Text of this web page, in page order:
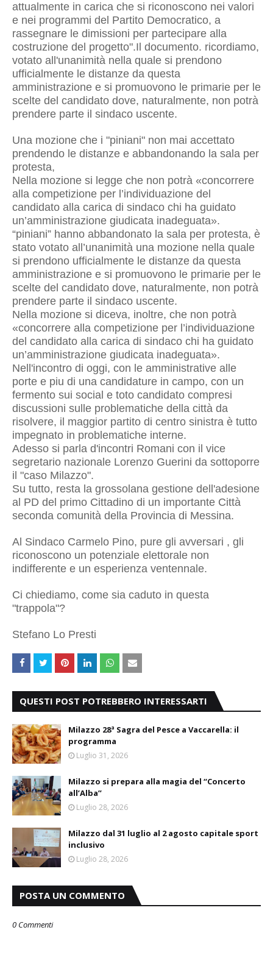
attualmente in carica che si riconoscono nei valori
e nei programmi del Partito Democratico, a
rassegnare le dimissioni per partecipare alla
costruzione del progetto".Il documento. ricordiamo,
votato all'unanimità nella quale si prendono
ufficialmente le distanze da questa
amministrazione e si promuovono le primarie per le
scelte del candidato dove, naturalmente, non potrà
prendere parte il sindaco uscente.
Una mozione che i "piniani" non mai accettato
prendendo le distanze e abbandonando la sala per
protesta,
Nella mozione si legge che non potrà «concorrere
alla competizione per l’individuazione del
candidato alla carica di sindaco chi ha guidato
un’amministrazione giudicata inadeguata».
“piniani” hanno abbandonato la sala per protesta, è
stato votato all’unanimità una mozione nella quale
si prendono ufficialmente le distanze da questa
amministrazione e si promuovono le primarie per le
scelte del candidato dove, naturalmente, non potrà
prendere parte il sindaco uscente.
Nella mozione si diceva, inoltre, che non potrà
«concorrere alla competizione per l’individuazione
del candidato alla carica di sindaco chi ha guidato
un’amministrazione giudicata inadeguata».
Nell'incontro di oggi, con le amministrative alle
porte e piu di una candidature in campo, con un
fermento sui social e toto candidato compresi
discussioni sulle problematiche della città da
risolvere, il maggior partito di centro sinistra è tutto
impegnato in problematiche interne.
Adesso si parla d'incontri Romani con il vice
segretario nazionale Lorenzo Guerini da sottoporre
il "caso Milazzo".
Su tutto, resta la grossolana gestione dell'adesione
al PD del primo Cittadino di un importante Città
seconda comunità della Provincia di Messina.
Al Sindaco Carmelo Pino, pure gli avversari , gli
riconoscono un potenziale elettorale non
indifferente e un esperienza ventennale.
Ci chiediamo, come sia caduto in questa
"trappola"?
Stefano Lo Presti
QUESTI POST POTREBBERO INTERESSARTI
Milazzo 28ª Sagra del Pesce a Vaccarella: il
programma
Luglio 31, 2026
Milazzo si prepara alla magia del “Concerto
all’Alba”
Luglio 28, 2026
Milazzo dal 31 luglio al 2 agosto capitale sport
inclusivo
Luglio 28, 2026
POSTA UN COMMENTO
0 Commenti